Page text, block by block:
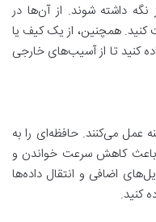
داشته شوند. از آن‌ها در
کنید. همچنین، از یک کیف یا
کنید تا از آسیب‌های خارجی
عمل می‌کنند. حافظه‌ای را به
باعث کاهش سرعت خواندن و
اضافی و انتقال داده‌ها
کنید.